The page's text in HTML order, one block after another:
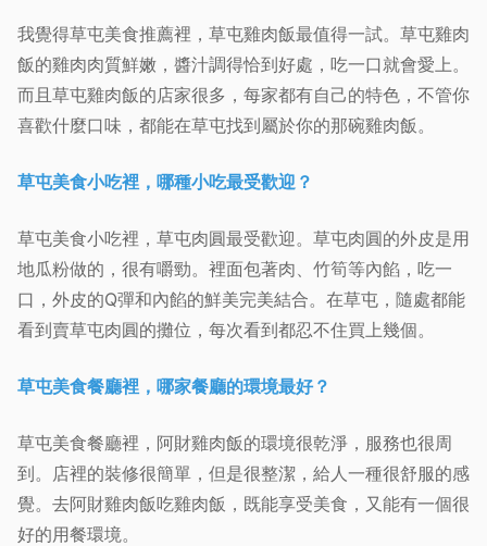
我覺得草屯美食推薦裡，草屯雞肉飯最值得一試。草屯雞肉
飯的雞肉肉質鮮嫩，醬汁調得恰到好處，吃一口就會愛上。
而且草屯雞肉飯的店家很多，每家都有自己的特色，不管你
喜歡什麼口味，都能在草屯找到屬於你的那碗雞肉飯。
草屯美食小吃裡，哪種小吃最受歡迎？
草屯美食小吃裡，草屯肉圓最受歡迎。草屯肉圓的外皮是用
地瓜粉做的，很有嚼勁。裡面包著肉、竹筍等內餡，吃一
口，外皮的Q彈和內餡的鮮美完美結合。在草屯，隨處都能
看到賣草屯肉圓的攤位，每次看到都忍不住買上幾個。
草屯美食餐廳裡，哪家餐廳的環境最好？
草屯美食餐廳裡，阿財雞肉飯的環境很乾淨，服務也很周
到。店裡的裝修很簡單，但是很整潔，給人一種很舒服的感
覺。去阿財雞肉飯吃雞肉飯，既能享受美食，又能有一個很
好的用餐環境。